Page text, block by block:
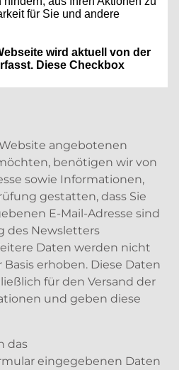
angebotenen
benötigen wir von
sowie Informationen,
gestatten, dass Sie
E-Mail-Adresse sind
des Newsletters
Daten werden nicht
erhoben. Diese Daten
für den Versand der
und geben diese
das
eingegebenen Daten